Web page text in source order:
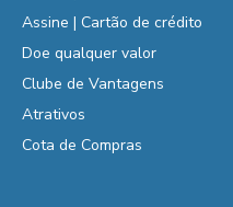
Assine | Cartão de crédito
Doe qualquer valor
Clube de Vantagens
Atrativos
Cota de Compras